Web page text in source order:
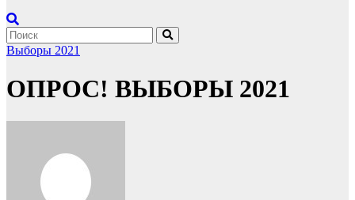
Выборы 2021
ОПРОС! ВЫБОРЫ 2021